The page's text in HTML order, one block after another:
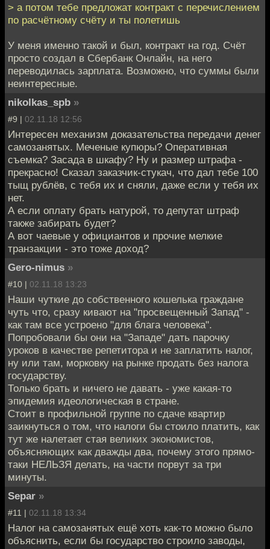
> а потом тебе предложат контракт с перечислением
по расчётному счёту и ты полетишь
У меня именно такой и был, контракт на год. Счёт
просто создал в Сбербанк Онлайн, на него
переводилась зарплата. Возможно, что суммы были
неинтересные.
nikolkas_spb »
#9 | 02.11.18 12:56
Интересен механизм доказательства передачи денег
самозанятых. Меченые купюры? Оперативная
съемка? Засада в шкафу? Ну и размер штрафа -
прекрасно! Сказал заказчик-стукач, что дал тебе 100
тыщ рублёв, с тебя их и сняли, даже если у тебя их
нет.
А если оплату брать натурой, то депутат штраф
также забирать будет?
А вот чаевые у официантов и прочие мелкие
транзакции - это тоже доход?
Gero-nimus »
#10 | 02.11.18 13:23
Наши чуткие до собственного кошелька граждане
чуть что, сразу кивают на "просвещенный Запад" -
как там все устроено "для блага человека".
Попробовали бы они на "Западе" дать парочку
уроков в качестве репетитора и не заплатить налог,
ну или там, морковку на рынке продать без налога
государству.
Только брать и ничего не давать - уже какая-то
эпидемия идеологическая в стране.
Стоит в профильной группе по сдаче квартир
заикнуться о том, что налоги бы стоило платить, как
тут же налетает стая великих экономистов,
объясняющих как дважды два, почему этого прямо-
таки НЕЛЬЗЯ делать, на части порвут за три
минуты.
Separ »
#11 | 02.11.18 13:34
Налог на самозанятых ещё хоть как-то можно было
объяснить, если бы государство строило заводы,